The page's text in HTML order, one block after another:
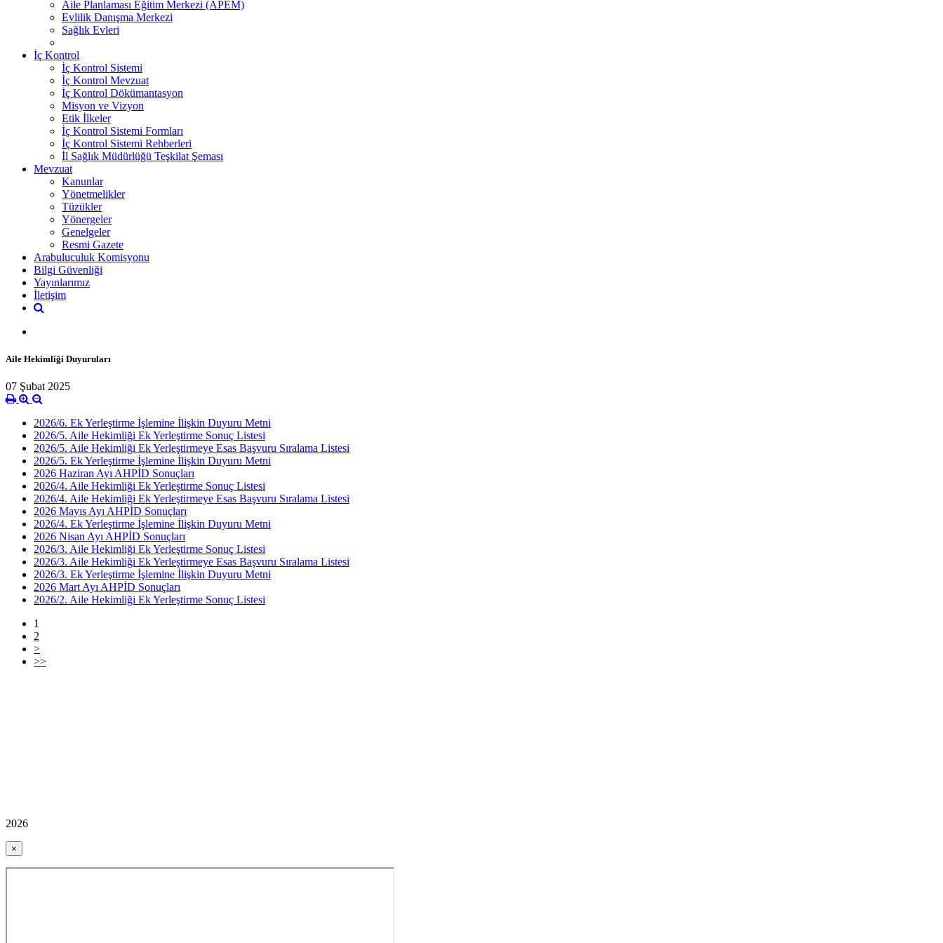
Aile Planlaması Eğitim Merkezi (APEM)
Evlilik Danışma Merkezi
Sağlık Evleri
İç Kontrol
İç Kontrol Sistemi
İç Kontrol Mevzuat
İç Kontrol Dökümantasyon
Misyon ve Vizyon
Etik İlkeler
İç Kontrol Sistemi Formları
İç Kontrol Sistemi Rehberleri
İl Sağlık Müdürlüğü Teşkilat Şeması
Mevzuat
Kanunlar
Yönetmelikler
Tüzükler
Yönergeler
Genelgeler
Resmi Gazete
Arabuluculuk Komisyonu
Bilgi Güvenliği
Yayınlarımız
İletişim
Aile Hekimliği Duyuruları
07 Şubat 2025
2026/6. Ek Yerleştirme İşlemine İlişkin Duyuru Metni
2026/5. Aile Hekimliği Ek Yerleştirme Sonuç Listesi
2026/5. Aile Hekimliği Ek Yerleştirmeye Esas Başvuru Sıralama Listesi
2026/5. Ek Yerleştirme İşlemine İlişkin Duyuru Metni
2026 Haziran Ayı AHPİD Sonuçları
2026/4. Aile Hekimliği Ek Yerleştirme Sonuç Listesi
2026/4. Aile Hekimliği Ek Yerleştirmeye Esas Başvuru Sıralama Listesi
2026 Mayıs Ayı AHPİD Sonuçları
2026/4. Ek Yerleştirme İşlemine İlişkin Duyuru Metni
2026 Nisan Ayı AHPİD Sonuçları
2026/3. Aile Hekimliği Ek Yerleştirme Sonuç Listesi
2026/3. Aile Hekimliği Ek Yerleştirmeye Esas Başvuru Sıralama Listesi
2026/3. Ek Yerleştirme İşlemine İlişkin Duyuru Metni
2026 Mart Ayı AHPİD Sonuçları
2026/2. Aile Hekimliği Ek Yerleştirme Sonuç Listesi
1
2
>
>>
2026
×